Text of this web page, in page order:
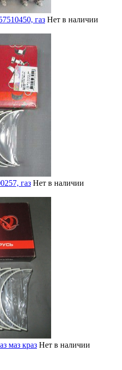
газ Нет в наличии
газ Нет в наличии
маз краз Нет в наличии